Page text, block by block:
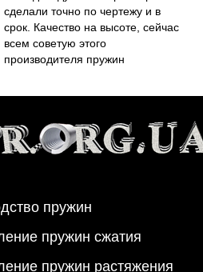
сделали точно по чертежу и в
срок. Качество на высоте, сейчас
всем советую этого
производителя пружин
пружин
пружин сжатия
пружин растяжения